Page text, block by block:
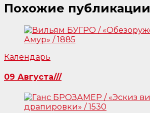
Похожие публикации
Календарь
09 Августа///